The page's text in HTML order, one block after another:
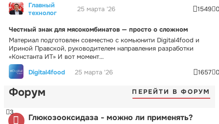
Главный
технолог
25 марта '26 1549
Честный знак для мясокомбинатов — просто о сложном
Материал подготовлен совместно с комьюнити Digital4food и
Ириной Правской, руководителем направления разработки
«Константа ИТ» И вот момент...
Digital4food
25 марта '26 1657
Форум ПЕРЕЙТИ В ФОРУМ
Глюкозооксидаза - можно ли применять?
3